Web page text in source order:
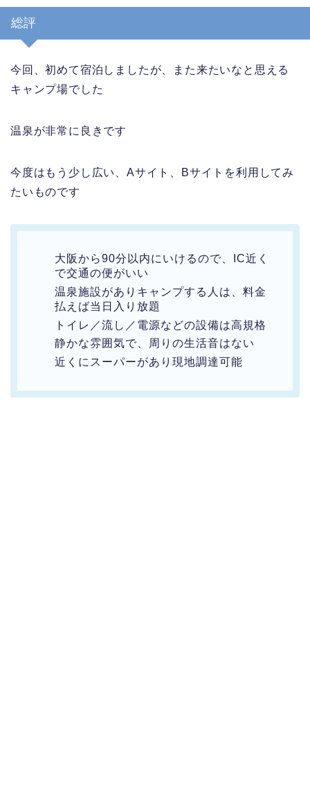
総評
今回、初めて宿泊しましたが、また来たいなと思える
キャンプ場でした
温泉が非常に良きです
今度はもう少し広い、Aサイト、Bサイトを利用してみ
たいものです
大阪から90分以内にいけるので、IC近く
で交通の便がいい
温泉施設がありキャンプする人は、料金
払えば当日入り放題
トイレ／流し／電源などの設備は高規格
静かな雰囲気で、周りの生活音はない
近くにスーパーがあり現地調達可能